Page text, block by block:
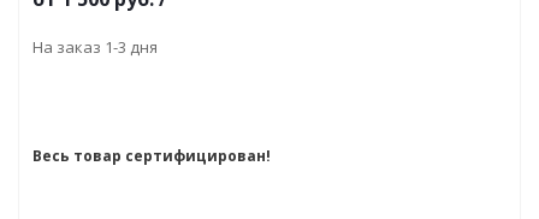
На заказ 1-3 дня
Весь товар сертифицирован!